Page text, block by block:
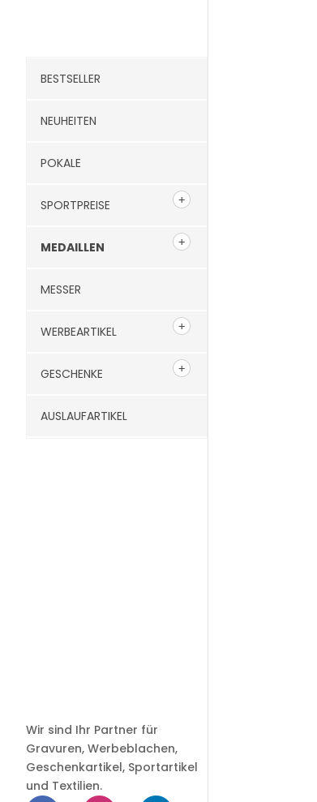
BESTSELLER
NEUHEITEN
POKALE
SPORTPREISE
MEDAILLEN
MESSER
WERBEARTIKEL
GESCHENKE
AUSLAUFARTIKEL
Wir sind Ihr Partner für
Gravuren, Werbeblachen,
Geschenkartikel, Sportartikel
und Textilien.